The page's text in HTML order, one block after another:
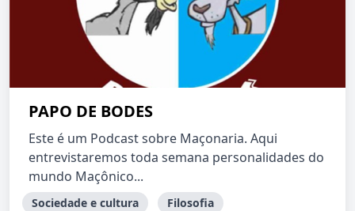
PAPO DE BODES
Este é um Podcast sobre Maçonaria. Aqui
entrevistaremos toda semana personalidades do
mundo Maçônico...
Sociedade e cultura Filosofia